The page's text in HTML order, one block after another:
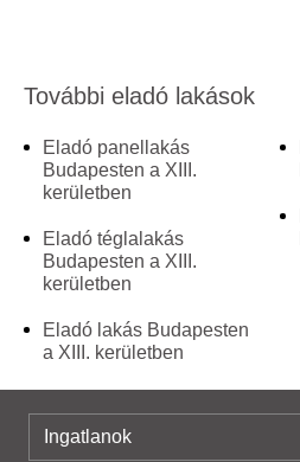
További eladó lakások
Eladó panellakás
Budapesten a XIII.
kerületben
Eladó téglalakás
Budapesten a XIII.
kerületben
Eladó lakás Budapesten
a XIII. kerületben
Ingatlanok